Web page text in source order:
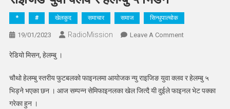
* # खेलकुद समाचार समाज सिन्धुपाल्चोक
19/01/2023 RadioMission Leave A CommentOn
फुटबलको
फाइनलमा
रेडियो मिसन, हेलम्बु ।
चौथो हेलम्बु स्तरीय फुटबलको फाइनलमा आयोजक न्यु राइजिङ युवा क्लव र हेलम्बु ५
भिड्ने भएका छन । आज सम्पन्न सेमिफाइनलका खेल जित्दै यी दुईले फाइनल भेट पक्का
गरेका हुन ।